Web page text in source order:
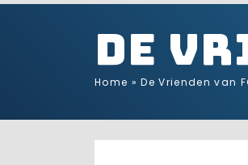
De
Home »De Vrienden van